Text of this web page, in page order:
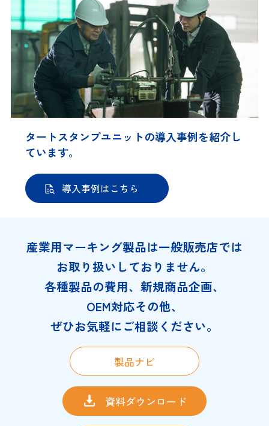
タートスタンプユニットの導入事例を紹介し
ています。
導入事例はこちら
産業用マーキング製品は一般販売店では
お取り扱いしておりません。
各種製品の費用、新規商品企画、
OEM対応その他、
ぜひお気軽にご相談ください。
製品ナビ
資料ダウンロード